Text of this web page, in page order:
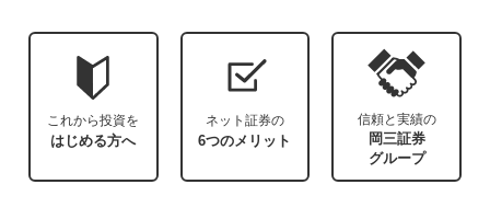
これから投資を
はじめる方へ
ネット証券の
6つのメリット
信頼と実績の
岡三証券
グループ